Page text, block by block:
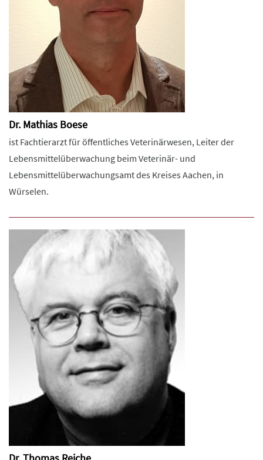
Dr. Mathias Boese
ist Fachtierarzt für öffentliches Veterinärwesen, Leiter der
Lebensmittelüberwachung beim Veterinär- und
Lebensmittelüberwachungsamt des Kreises Aachen, in
Würselen.